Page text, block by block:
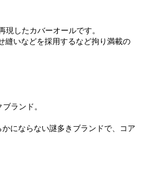
したカバーオールです。
縫いなどを採用するなど拘り満載の
ランド。
にならない謎多きブランドで、コア